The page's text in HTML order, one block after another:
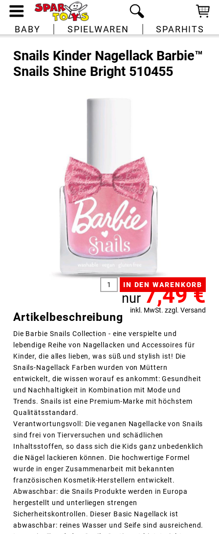
BABY SPIELWAREN SPARHITS
Snails Kinder Nagellack Barbie™
Snails Shine Bright 510455
nur 7,49€
inkl. MwSt. zzgl. Versand
Artikelbeschreibung
Die Barbie Snails Collection - eine verspielte und
lebendige Reihe von Nagellacken und Accessoires für
Kinder, die alles lieben, was süß und stylish ist! Die
Snails-Nagellack Farben wurden von Müttern
entwickelt, die wissen worauf es ankommt: Gesundheit
und Nachhaltigkeit in Kombination mit Mode und
Trends. Snails ist eine Premium-Marke mit höchstem
Qualitätsstandard.
Verantwortungsvoll: Die veganen Nagellacke von Snails
sind frei von Tierversuchen und schädlichen
Inhaltsstoffen, so dass sich die Kids ganz unbedenklich
die Nägel lackieren können. Die hochwertige Formel
wurde in enger Zusammenarbeit mit bekannten
französischen Kosmetik-Herstellern entwickelt.
Abwaschbar: die Snails Produkte werden in Europa
hergestellt und unterliegen strengen
Sicherheitskontrollen. Dieser Basic Nagellack ist
abwaschbar: reines Wasser und Seife sind ausreichend.